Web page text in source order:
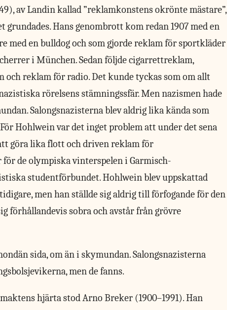
av Landin kallad ”reklamkonstens okrönte mästare”,
Hans genombrott kom redan 1907 med en
med en bulldog och som gjorde reklam för sportkläder
i München. Sedan följde cigarrettreklam,
och reklam för radio. Det kunde tyckas som om allt
rörelsens stämningssfär. Men nazismen hade
Salongsnazisterna blev aldrig lika kända som
Hohlwein var det inget problem att under det sena
göra lika flott och driven reklam för
de olympiska vinterspelen i Garmisch-
studentförbundet. Hohlwein blev uppskattad
men han ställde sig aldrig till förfogande för den
förhållandevis sobra och avstår från grövre
sida, om än i skymundan. Salongsnazisterna
men de fanns.
hjärta stod Arno Breker (1900–1991). Han